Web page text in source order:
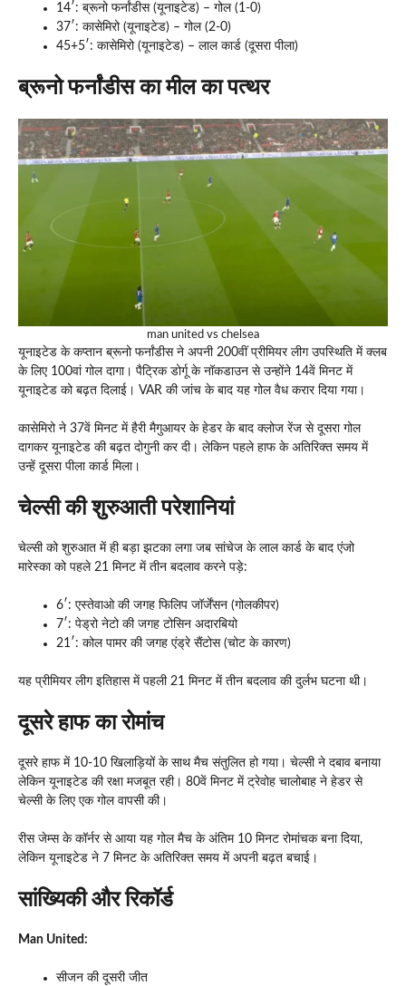
14′: ब्रूनो फर्नांडीस (यूनाइटेड) – गोल (1-0)
37′: कासेमिरो (यूनाइटेड) – गोल (2-0)
45+5′: कासेमिरो (यूनाइटेड) – लाल कार्ड (दूसरा पीला)
ब्रूनो फर्नांडीस का मील का पत्थर
man united vs chelsea
यूनाइटेड के कप्तान ब्रूनो फर्नांडीस ने अपनी 200वीं प्रीमियर लीग उपस्थिति में क्लब
के लिए 100वां गोल दागा। पैट्रिक डोर्गू के नॉकडाउन से उन्होंने 14वें मिनट में
यूनाइटेड को बढ़त दिलाई। VAR की जांच के बाद यह गोल वैध करार दिया गया।
कासेमिरो ने 37वें मिनट में हैरी मैगुआयर के हेडर के बाद क्लोज रेंज से दूसरा गोल
दागकर यूनाइटेड की बढ़त दोगुनी कर दी। लेकिन पहले हाफ के अतिरिक्त समय में
उन्हें दूसरा पीला कार्ड मिला।
चेल्सी की शुरुआती परेशानियां
चेल्सी को शुरुआत में ही बड़ा झटका लगा जब सांचेज के लाल कार्ड के बाद एंजो
मारेस्का को पहले 21 मिनट में तीन बदलाव करने पड़े:
6′: एस्तेवाओ की जगह फिलिप जॉर्जेंसन (गोलकीपर)
7′: पेड्रो नेटो की जगह टोसिन अदारबियो
21′: कोल पामर की जगह एंड्रे सैंटोस (चोट के कारण)
यह प्रीमियर लीग इतिहास में पहली 21 मिनट में तीन बदलाव की दुर्लभ घटना थी।
दूसरे हाफ का रोमांच
दूसरे हाफ में 10-10 खिलाड़ियों के साथ मैच संतुलित हो गया। चेल्सी ने दबाव बनाया
लेकिन यूनाइटेड की रक्षा मजबूत रही। 80वें मिनट में ट्रेवोह चालोबाह ने हेडर से
चेल्सी के लिए एक गोल वापसी की।
रीस जेम्स के कॉर्नर से आया यह गोल मैच के अंतिम 10 मिनट रोमांचक बना दिया,
लेकिन यूनाइटेड ने 7 मिनट के अतिरिक्त समय में अपनी बढ़त बचाई।
सांख्यिकी और रिकॉर्ड
Man United:
सीजन की दूसरी जीत